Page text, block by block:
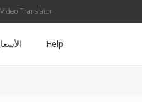
Video Translator
Help